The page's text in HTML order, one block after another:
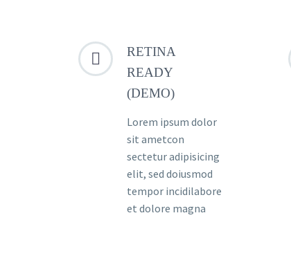


RETINA
READY
(DEMO)
Lorem ipsum dolor
sit ametcon
sectetur adipisicing
elit, sed doiusmod
tempor incidilabore
et dolore magna